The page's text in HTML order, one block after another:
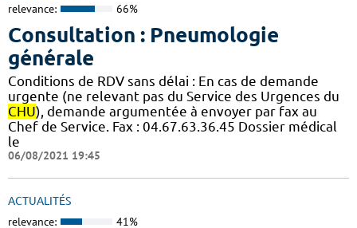
relevance: 66%
Consultation : Pneumologie
générale
Conditions de RDV sans délai : En cas de demande
urgente (ne relevant pas du Service des Urgences du
CHU), demande argumentée à envoyer par fax au
Chef de Service. Fax : 04.67.63.36.45 Dossier médical
le
06/08/2021 19:45
ACTUALITÉS
relevance: 41%